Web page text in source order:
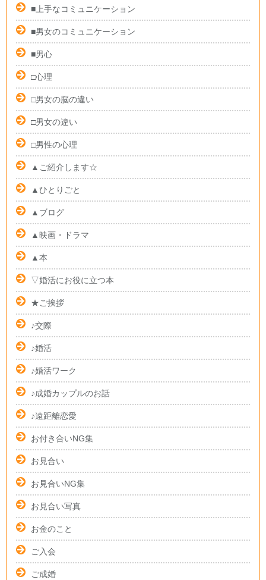
■上手なコミュニケーション
■男女のコミュニケーション
■男心
□心理
□男女の脳の違い
□男女の違い
□男性の心理
▲ご紹介します☆
▲ひとりごと
▲ブログ
▲映画・ドラマ
▲本
▽婚活にお役に立つ本
★ご挨拶
♪交際
♪婚活
♪婚活ワーク
♪成婚カップルのお話
♪遠距離恋愛
お付き合いNG集
お見合い
お見合いNG集
お見合い写真
お金のこと
ご入会
ご成婚